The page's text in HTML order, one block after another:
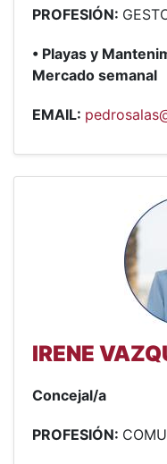
PROFESIÓN:
• Playas y
Mercado semanal
EMAIL:
IRENE
Concejal/a
PROFESIÓN: